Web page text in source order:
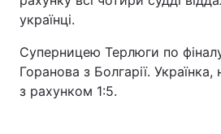
українці.
Суперницею Терлюги по
Горанова з Болгарії.
з рахунком 1:5.